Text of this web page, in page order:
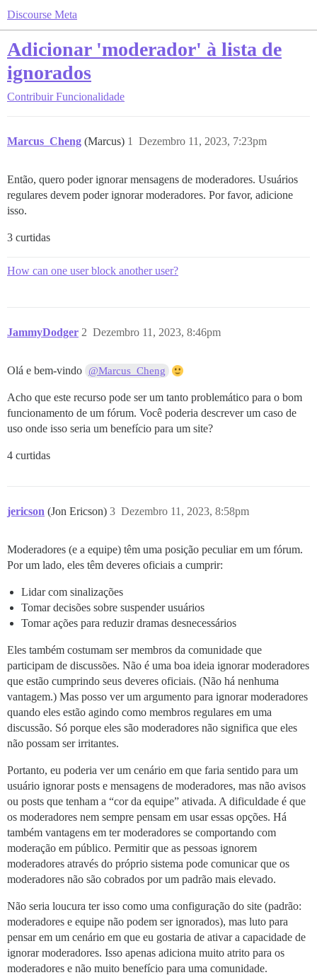
Discourse Meta
Adicionar 'moderador' à lista de
ignorados
Contribuir Funcionalidade
Marcus_Cheng (Marcus) Dezembro 11, 2023, 7:23pm
1
Então, quero poder ignorar mensagens de moderadores. Usuários
regulares devem poder ignorar moderadores. Por favor, adicione
isso.
3 curtidas
How can one user block another user?
JammyDodger Dezembro 11, 2023, 8:46pm
2
Olá e bem-vindo @Marcus_Cheng
Acho que este recurso pode ser um tanto problemático para o bom
funcionamento de um fórum. Você poderia descrever um caso de
uso onde isso seria um benefício para um site?
4 curtidas
jericson (Jon Ericson) Dezembro 11, 2023, 8:58pm
3
Moderadores (e a equipe) têm uma posição peculiar em um fórum.
Por um lado, eles têm deveres oficiais a cumprir:
Lidar com sinalizações
Tomar decisões sobre suspender usuários
Tomar ações para reduzir dramas desnecessários
Eles também costumam ser membros da comunidade que
participam de discussões. Não é uma boa ideia ignorar moderadores
que estão cumprindo seus deveres oficiais. (Não há nenhuma
vantagem.) Mas posso ver um argumento para ignorar moderadores
quando eles estão agindo como membros regulares em uma
discussão. Só porque eles são moderadores não significa que eles
não possam ser irritantes.
Portanto, eu poderia ver um cenário em que faria sentido para um
usuário ignorar posts e mensagens de moderadores, mas não avisos
ou posts que tenham a “cor da equipe” ativada. A dificuldade é que
os moderadores nem sempre pensam em usar essas opções. Há
também vantagens em ter moderadores se comportando com
moderação em público. Permitir que as pessoas ignorem
moderadores através do próprio sistema pode comunicar que os
moderadores não são cobrados por um padrão mais elevado.
Não seria loucura ter isso como uma configuração do site (padrão:
moderadores e equipe não podem ser ignorados), mas luto para
pensar em um cenário em que eu gostaria de ativar a capacidade de
ignorar moderadores. Isso apenas adiciona muito atrito para os
moderadores e não muito benefício para uma comunidade.